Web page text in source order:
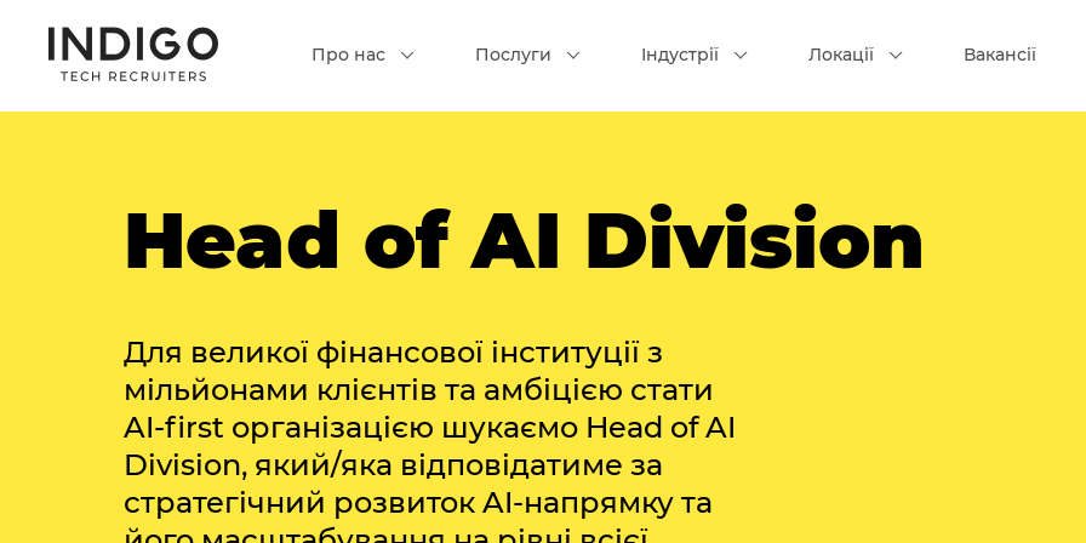
Про нас Послуги Індустрії Локації Вакансії
Head of AI Division
Для великої фінансової інституції з
мільйонами клієнтів та амбіцією стати
AI-first організацією шукаємо Head of AI
Division, який/яка відповідатиме за
стратегічний розвиток AI-напрямку та